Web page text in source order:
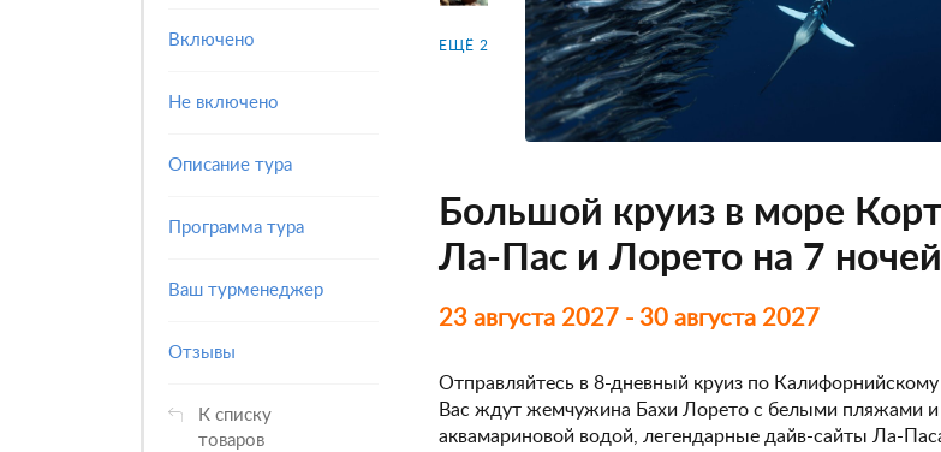
Включено
Не включено
Описание тура
Программа тура
Ваш турменеджер
Отзывы
К списку
товаров
ЕЩЁ 2
Большой круиз в море
Ла-Пас и Лорето на 7 ночей
23 августа 2027 - 30 августа 2027
Отправляйтесь в 8-дневный круиз по Калифорнийскому
Вас ждут жемчужина Бахи Лорето с белыми пляжами и
аквамариновой водой, легендарные дайв-сайты Ла-